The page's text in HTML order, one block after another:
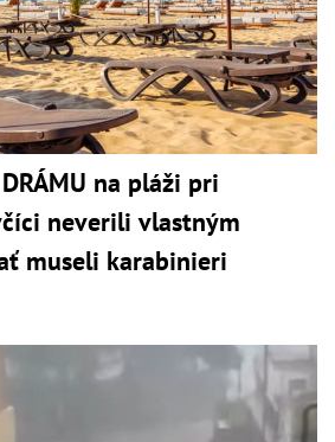
na pláži pri
neverili vlastným
museli karabinieri